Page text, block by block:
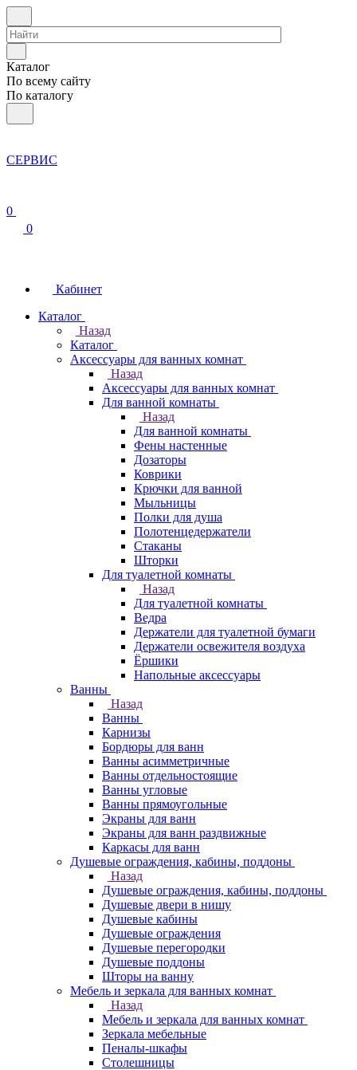
Каталог
По всему сайту
По каталогу
СЕРВИС
0
0
Кабинет
Каталог
Назад
Каталог
Аксессуары для ванных комнат
Назад
Аксессуары для ванных комнат
Для ванной комнаты
Назад
Для ванной комнаты
Фены настенные
Дозаторы
Коврики
Крючки для ванной
Мыльницы
Полки для душа
Полотенцедержатели
Стаканы
Шторки
Для туалетной комнаты
Назад
Для туалетной комнаты
Ведра
Держатели для туалетной бумаги
Держатели освежителя воздуха
Ёршики
Напольные аксессуары
Ванны
Назад
Ванны
Карнизы
Бордюры для ванн
Ванны асимметричные
Ванны отдельностоящие
Ванны угловые
Ванны прямоугольные
Экраны для ванн
Экраны для ванн раздвижные
Каркасы для ванн
Душевые ограждения, кабины, поддоны
Назад
Душевые ограждения, кабины, поддоны
Душевые двери в нишу
Душевые кабины
Душевые ограждения
Душевые перегородки
Душевые поддоны
Шторы на ванну
Мебель и зеркала для ванных комнат
Назад
Мебель и зеркала для ванных комнат
Зеркала мебельные
Пеналы-шкафы
Столешницы